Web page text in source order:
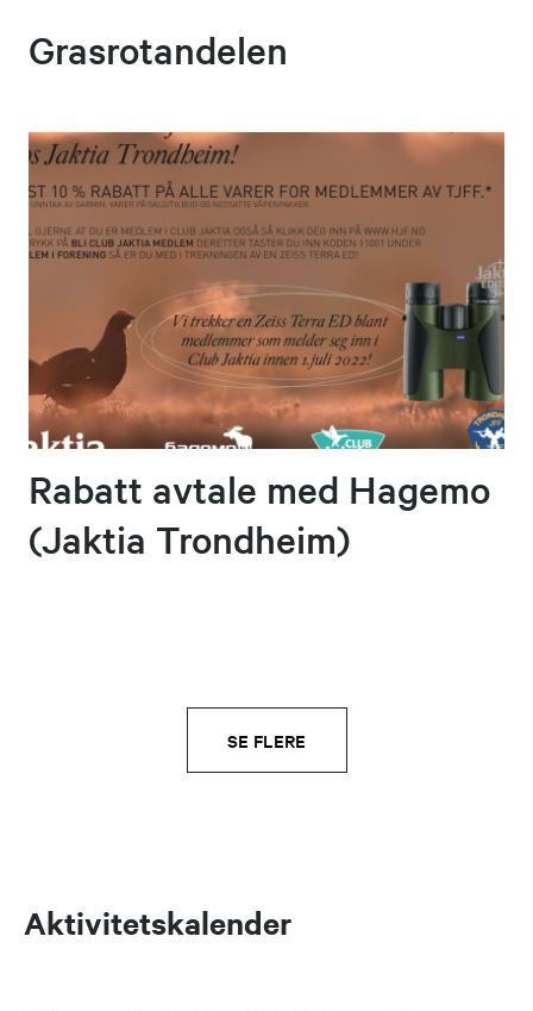
Grasrotandelen
Rabatt avtale med Hagemo
(Jaktia Trondheim)
SE FLERE
Aktivitetskalender